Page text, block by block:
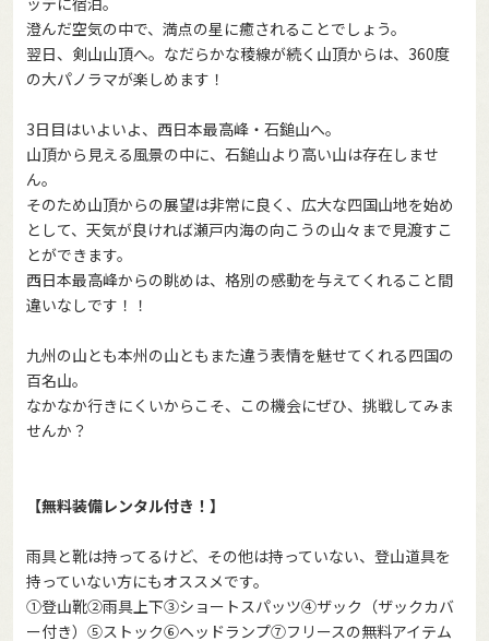
澄んだ空気の中で、満点の星に癒されることでしょう。
翌日、剣山山頂へ。なだらかな稜線が続く山頂からは、360度
の大パノラマが楽しめます！
3日目はいよいよ、西日本最高峰・石鎚山へ。
山頂から見える風景の中に、石鎚山より高い山は存在しませ
ん。
そのため山頂からの展望は非常に良く、広大な四国山地を始め
として、天気が良ければ瀬戸内海の向こうの山々まで見渡すこ
とができます。
西日本最高峰からの眺めは、格別の感動を与えてくれること間
違いなしです！！
九州の山とも本州の山ともまた違う表情を魅せてくれる四国の
百名山。
なかなか行きにくいからこそ、この機会にぜひ、挑戦してみま
せんか？
【無料装備レンタル付き！】
雨具と靴は持ってるけど、その他は持っていない、登山道具を
持っていない方にもオススメです。
①登山靴②雨具上下③ショートスパッツ④ザック（ザックカバ
ー付き）⑤ストック⑥ヘッドランプ⑦フリースの無料アイテム